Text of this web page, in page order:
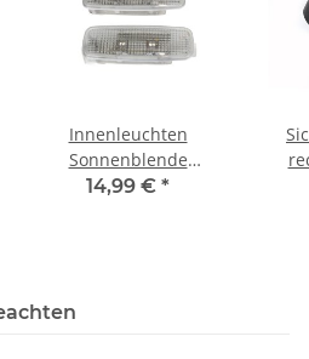
Innenleuchten
Sonnenblende
4D0947105A Audi A2 A3
14,99 € *